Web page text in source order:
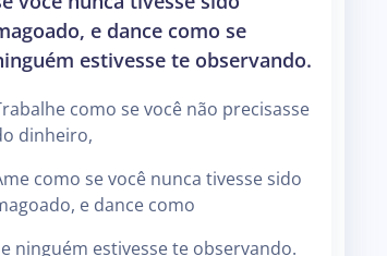
e dance como se
estivesse te observando.
como se você não precisasse
dinheiro,
como se você nunca tivesse sido
e dance como
ninguém estivesse te observando.